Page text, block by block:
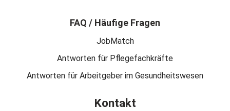
FAQ / Häufige Fragen
JobMatch
Antworten für Pflegefachkräfte
Antworten für Arbeitgeber im Gesundheitswesen
Kontakt